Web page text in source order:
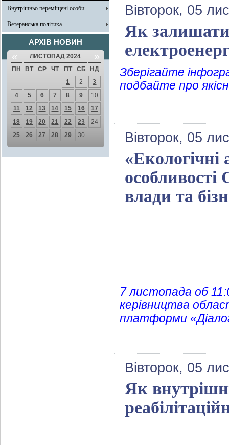
Внутрішньо переміщені особи
Ветеранська політика
АРХІВ НОВИН
« ЛИСТОПАД 2024 »
ПН ВТ СР ЧТ ПТ СБ
НД
1
2
3
4
5 6 7 8 9
10
11
12 13 14 15 16
17
18
19 20 21 22 23
24
25
26 27 28 29 30
Вівторок, 05
Як
Зберігайте
подбайте про
Вівторок, 05
«Екологічні
особливості
влади та
7 листопада об
керівництва
платформи
Вівторок, 05
Як